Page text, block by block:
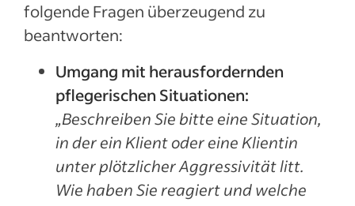
folgende Fragen überzeugend zu
beantworten:
Umgang mit herausfordernden
pflegerischen Situationen:
„Beschreiben Sie bitte eine Situation,
in der ein Klient oder eine Klientin
unter plötzlicher Aggressivität litt.
Wie haben Sie reagiert und welche